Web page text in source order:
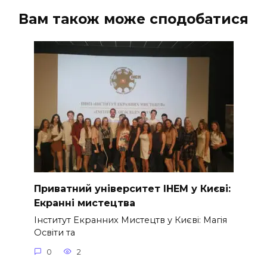
Вам також може сподобатися
Приватний університет ІНЕМ у Києві:
Екранні мистецтва
Інститут Екранних Мистецтв у Києві: Магія
Освіти та
0 2